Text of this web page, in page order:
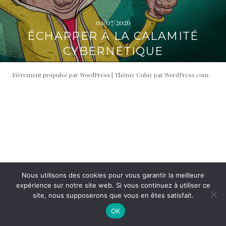
i
p
a
l
01/07/2026
ÉCHAPPER À LA CALAMITÉ
CYBERNÉTIQUE
Fièrement propulsé par WordPress | Thème Cubic parWordPress.com.
Nous utilisons des cookies pour vous garantir la meilleure
expérience sur notre site web. Si vous continuez à utiliser ce
site, nous supposerons que vous en êtes satisfait.
OK